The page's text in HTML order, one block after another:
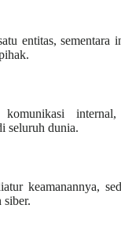
entitas, sementara
internal,
seluruh dunia.
keamanannya,
siber.